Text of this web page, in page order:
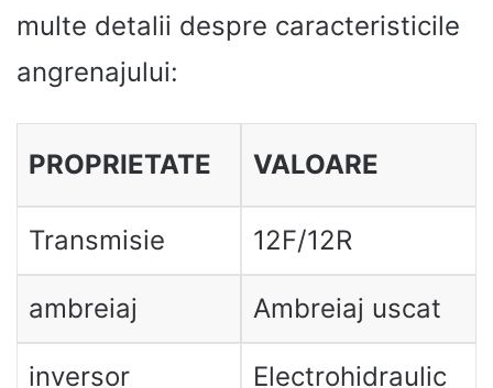
multe detalii despre caracteristicile
angrenajului:
PROPRIETATE VALOARE
Transmisie 12F/12R
ambreiaj Ambreiaj uscat
inversor Electrohidraulic